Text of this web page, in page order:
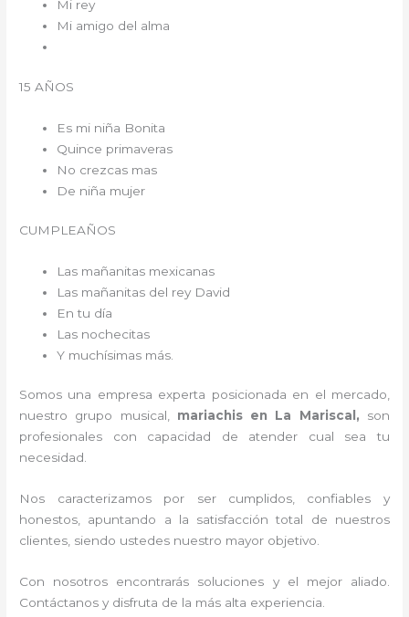
Mi rey
Mi amigo del alma
15 AÑOS
Es mi niña Bonita
Quince primaveras
No crezcas mas
De niña mujer
CUMPLEAÑOS
Las mañanitas mexicanas
Las mañanitas del rey David
En tu día
Las nochecitas
Y muchísimas más.
Somos una empresa experta posicionada en el mercado,
nuestro grupo musical, mariachis en La Mariscal, son
profesionales con capacidad de atender cual sea tu
necesidad.
Nos caracterizamos por ser cumplidos, confiables y
honestos, apuntando a la satisfacción total de nuestros
clientes, siendo ustedes nuestro mayor objetivo.
Con nosotros encontrarás soluciones y el mejor aliado.
Contáctanos y disfruta de la más alta experiencia.